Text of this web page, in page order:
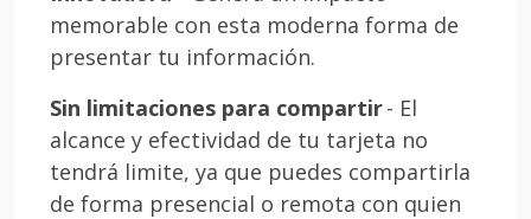
memorable con esta moderna forma de
presentar tu información.
Sin limitaciones para compartir- El
alcance y efectividad de tu tarjeta no
tendrá limite, ya que puedes compartirla
de forma presencial o remota con quien